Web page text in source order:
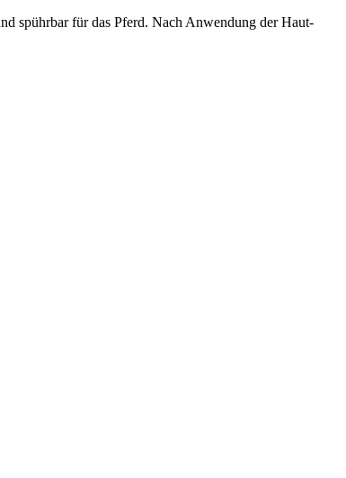
spührbar für das Pferd. Nach Anwendung der Haut-